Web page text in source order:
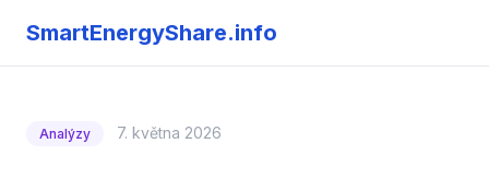
SmartEnergyShare.info
Analýzy 7. května 2026